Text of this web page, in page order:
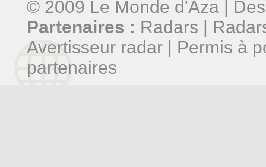
© 2009 Le Monde d'Aza |
Partenaires : Radars |
Avertisseur radar | Permis à
partenaires